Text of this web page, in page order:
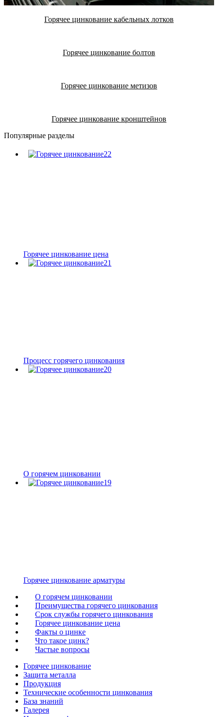
Горячее цинкование кабельных лотков
Горячее цинкование болтов
Горячее цинкование метизов
Горячее цинкование кронштейнов
Популярные разделы
Горячее цинкование цена
Процесс горячего цинкования
О горячем цинковании
Горячее цинкование арматуры
О горячем цинковании
Преимущества горячего цинкования
Срок службы горячего цинкования
Горячее цинкование цена
Факты о цинке
Что такое цинк?
Частые вопросы
Горячее цинкование
Защита металла
Продукция
Технические особенности цинкования
База знаний
Галерея